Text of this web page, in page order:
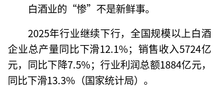
白酒业的“惨”不是新鲜事。
2025年行业继续下行，全国规模以上白酒
企业总产量同比下滑12.1%；销售收入5724亿
元，同比下降7.5%；行业利润总额1884亿元，
同比下滑13.3%（国家统计局）。